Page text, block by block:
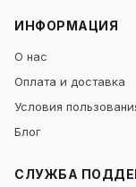
ИНФОРМАЦИЯ
О нас
Оплата и доставка
Условия
Блог
СЛУЖБА